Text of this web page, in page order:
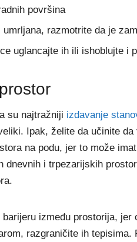
površina
razmotrite da je
uglancajte ih ili ishoblujte i
su najtražniji izdavanje
Ipak, želite da učinite
na podu, jer to može
dnevnih i trpezarijskih
između prostorija, jer
razgraničite ih